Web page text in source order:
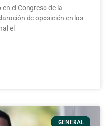
el Congreso de la
de oposición en las
el
GENERAL